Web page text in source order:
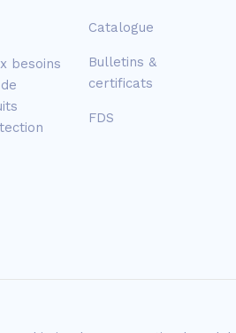
besoins
Catalogue
Bulletins &
certificats
FDS